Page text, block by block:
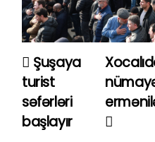
Y
a
z
Şuşaya
turist
səfərləri
başlayır